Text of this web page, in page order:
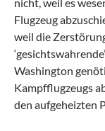
Flugzeug
weil die
Washington
Kampfflugzeugs
den aufgeheizten